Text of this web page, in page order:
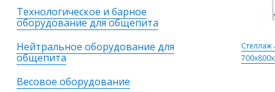
Технологическое и барное
оборудование для общепита
Нейтральное оборудование для
общепита
Весовое оборудование